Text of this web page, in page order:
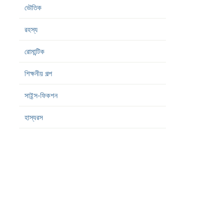
ভৌতিক
রহস্য
রোমান্টিক
শিক্ষনীয় গল্প
সাইন্স-ফিকশন
হাস্যরস